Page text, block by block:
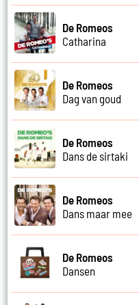
De Romeos
Catharina
De Romeos
Dag van goud
De Romeos
Dans de sirtaki
De Romeos
Dans maar mee
De Romeos
Dansen